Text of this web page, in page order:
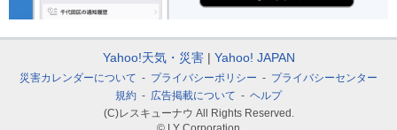
Yahoo!天気・災害 Yahoo! JAPAN
災害カレンダーについて プライバシーポリシー
プライバシーセンター
規約
広告掲載について
ヘルプ
(C)レスキューナウ All Rights Reserved.